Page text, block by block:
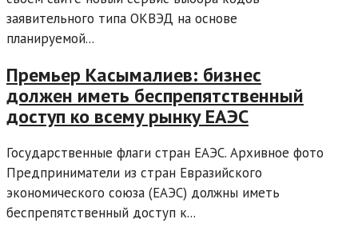
заявительного типа ОКВЭД на основе
планируемой...
Премьер Касымалиев: бизнес
должен иметь беспрепятственный
доступ ко всему рынку ЕАЭС
Государственные флаги стран ЕАЭС. Архивное фото
Предприниматели из стран Евразийского
экономического союза (ЕАЭС) должны иметь
беспрепятственный доступ к...